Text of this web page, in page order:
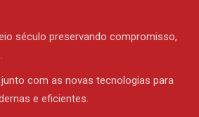
século preservando compromisso,
com as novas tecnologias para
e eficientes.